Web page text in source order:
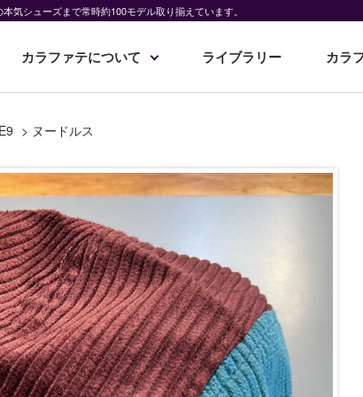
気シューズまで常時約100モデル取り揃えています。
カラファテについて ライブラリー カラ
E9 > ヌードルス